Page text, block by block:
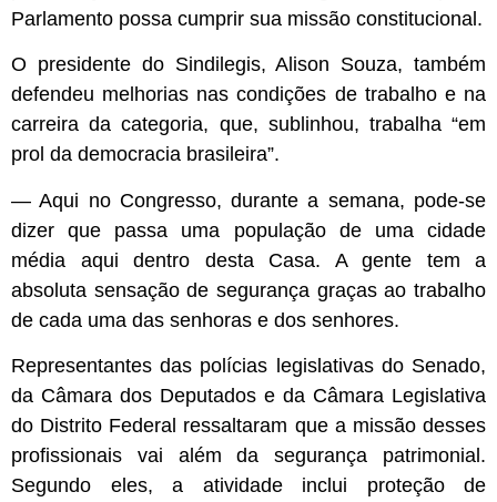
Parlamento possa cumprir sua missão constitucional.
O presidente do Sindilegis, Alison Souza, também
defendeu melhorias nas condições de trabalho e na
carreira da categoria, que, sublinhou, trabalha “em
prol da democracia brasileira”.
— Aqui no Congresso, durante a semana, pode-se
dizer que passa uma população de uma cidade
média aqui dentro desta Casa. A gente tem a
absoluta sensação de segurança graças ao trabalho
de cada uma das senhoras e dos senhores.
Representantes das polícias legislativas do Senado,
da Câmara dos Deputados e da Câmara Legislativa
do Distrito Federal ressaltaram que a missão desses
profissionais vai além da segurança patrimonial.
Segundo eles, a atividade inclui proteção de